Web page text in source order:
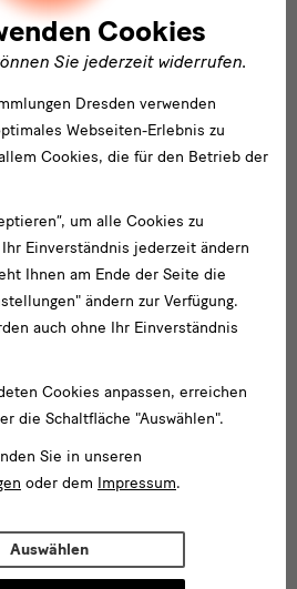
Cookies
Sie jederzeit widerrufen.
Dresden verwenden
Webseiten-Erlebnis zu
Cookies, die für den Betrieb der
um alle Cookies zu
Einverständnis jederzeit ändern
Ihnen am Ende der Seite die
ändern zur Verfügung.
auch ohne Ihr Einverständnis
Cookies anpassen, erreichen
die Schaltfläche "Auswählen".
Sie in unseren
oder dem Impressum.
Auswählen